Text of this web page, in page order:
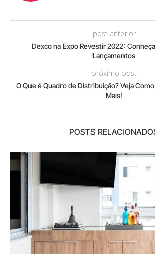
post anterior
Dexco na Expo Revestir 2022:
Lançamentos
próximo post
O Que é Quadro de Distribuição? Veja
Mais!
POSTS